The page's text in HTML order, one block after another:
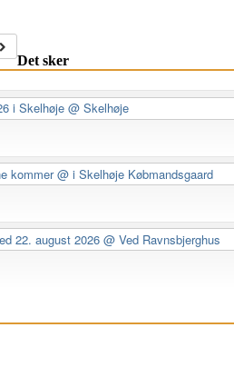
Det sker
i Skelhøje@ Skelhøje
kommer@ i Skelhøje Købmandsgaard
22. august 2026 @ Ved Ravnsbjerghus